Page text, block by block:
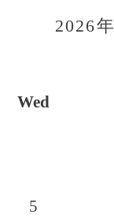
2026年
Wed
5